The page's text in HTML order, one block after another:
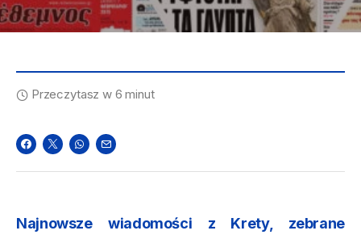
Przeczytasz w 6 minut
Najnowsze wiadomości z Krety, zebrane